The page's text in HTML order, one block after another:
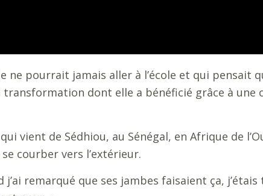
ne pourrait jamais aller à l’école et qui pensait
transformation dont elle a bénéficié grâce à une
vient de Sédhiou, au Sénégal, en Afrique de
courber vers l’extérieur.
j’ai remarqué que ses jambes faisaient ça,